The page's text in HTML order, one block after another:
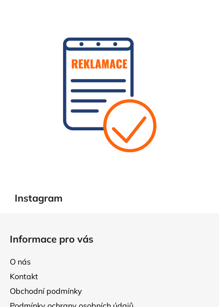
Instagram
Informace pro vás
O nás
Kontakt
Obchodní podmínky